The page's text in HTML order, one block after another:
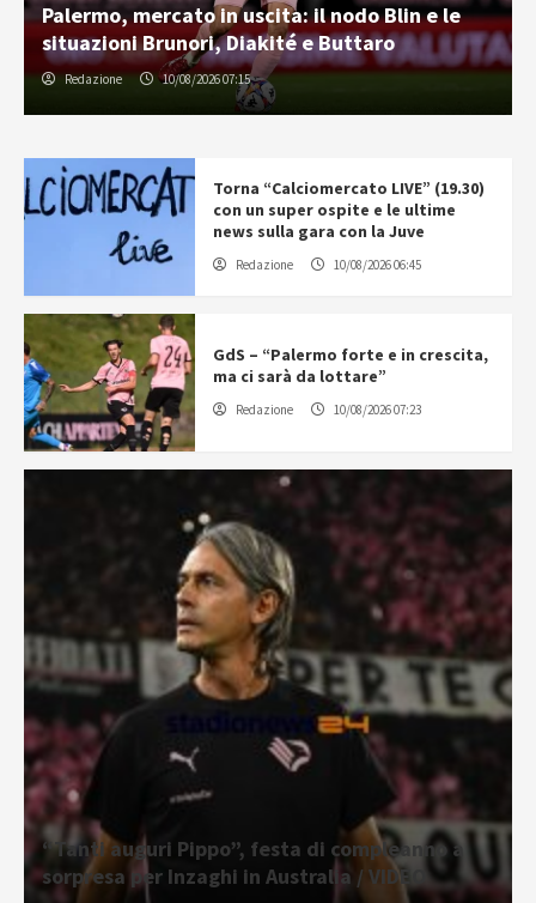
Palermo, mercato in uscita: il nodo Blin e le
situazioni Brunori, Diakité e Buttaro
Redazione 10/08/2026 07:15
Torna “Calciomercato LIVE” (19.30)
con un super ospite e le ultime
news sulla gara con la Juve
Redazione 10/08/2026 06:45
GdS – “Palermo forte e in crescita,
ma ci sarà da lottare”
Redazione 10/08/2026 07:23
“Tanti auguri Pippo”, festa di compleanno a
sorpresa per Inzaghi in Australia / VIDEO